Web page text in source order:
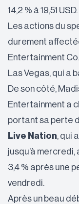
14,2 % à 19,51 USD.
Les actions du
durement
Entertainment
Las Vegas, qui a
De son côté,
Entertainment a
portant sa perte
Live Nation, qui
jusqu’à
3,4 % après une
vendredi.
Après un beau